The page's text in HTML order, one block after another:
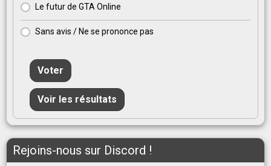
Le futur de GTA Online
Sans avis / Ne se prononce pas
Voter
Voir les résultats
Rejoins-nous sur Discord !